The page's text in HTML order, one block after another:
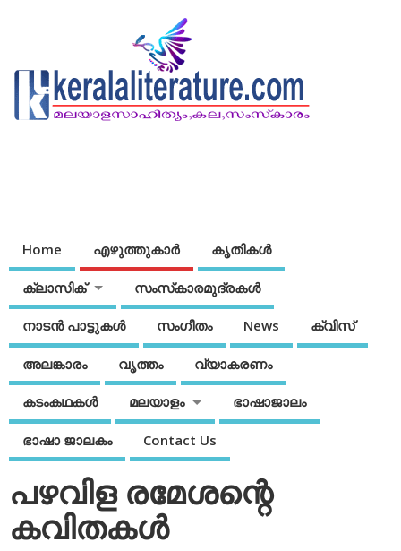
Home എഴുത്തുകാര്‍ കൃതികൾ
ക്ലാസിക് സംസ്‌കാരമുദ്രകള്‍
നാടന്‍ പാട്ടുകള്‍ സംഗീതം News ക്വിസ്
അലങ്കാരം വൃത്തം വ്യാകരണം
കടംകഥകള്‍ മലയാളം ഭാഷാജാലം
ഭാഷാ ജാലകം Contact Us
പഴവിള രമേശന്റെ
കവിതകള്‍